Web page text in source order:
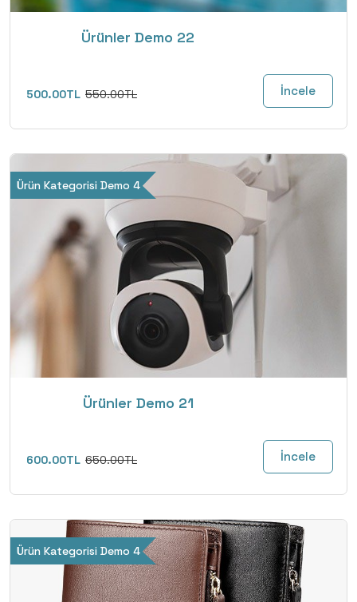
Ürünler Demo 22
500.00TL 550.00TL İncele
Ürün Kategorisi Demo 4
Ürünler Demo 21
600.00TL 650.00TL İncele
Ürün Kategorisi Demo 4